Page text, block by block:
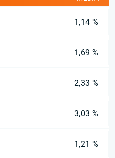
1,14 %
1,69 %
2,33 %
3,03 %
1,21 %